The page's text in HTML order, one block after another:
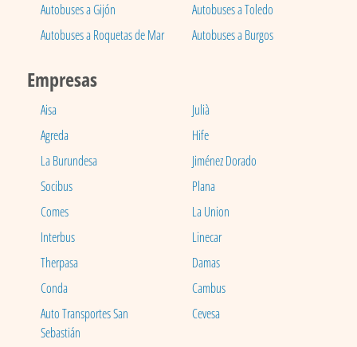
Autobuses a Gijón
Autobuses a Toledo
Autobuses a Roquetas de Mar
Autobuses a Burgos
Empresas
Aisa
Julià
Agreda
Hife
La Burundesa
Jiménez Dorado
Socibus
Plana
Comes
La Union
Interbus
Linecar
Therpasa
Damas
Conda
Cambus
Auto Transportes San
Sebastián
Cevesa